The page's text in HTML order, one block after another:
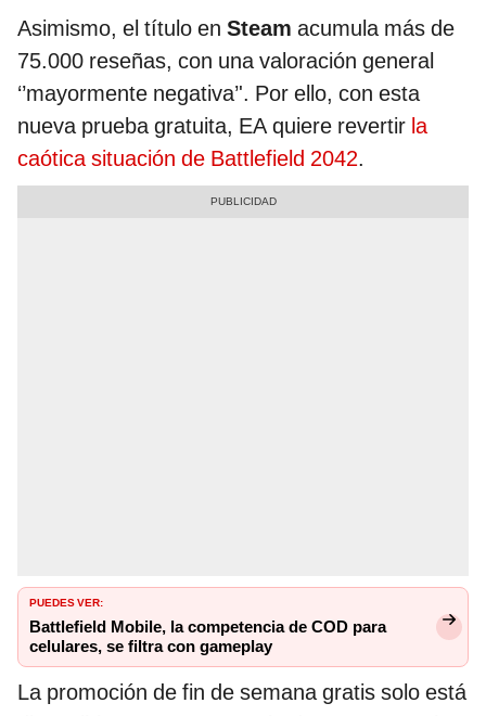
Asimismo, el título en Steam acumula más de
75.000 reseñas, con una valoración general
‘’mayormente negativa’'. Por ello, con esta
nueva prueba gratuita, EA quiere revertir la
caótica situación de Battlefield 2042.
PUEDES VER:
Battlefield Mobile, la competencia de COD para
celulares, se filtra con gameplay
La promoción de fin de semana gratis solo está